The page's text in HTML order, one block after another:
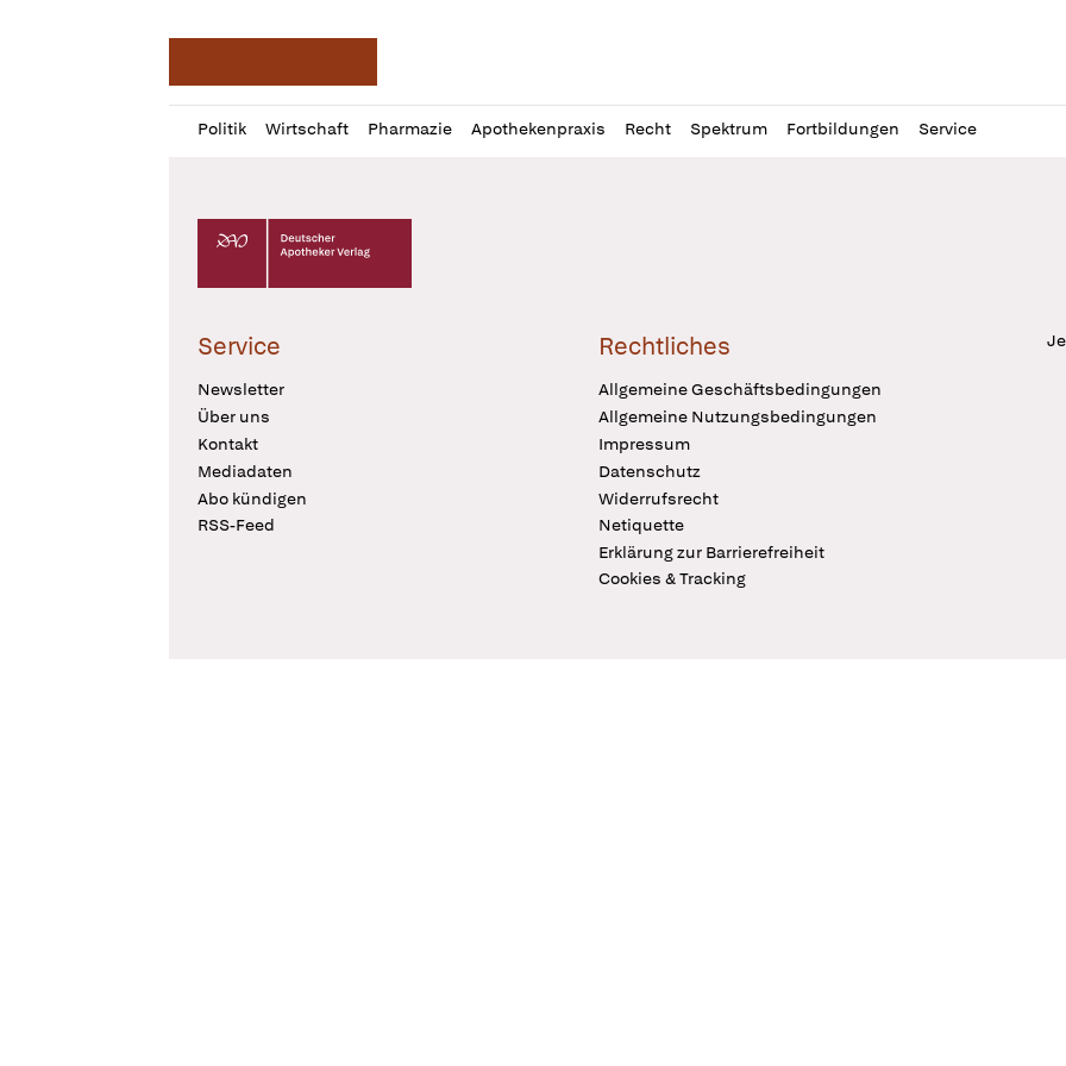
Politik Wirtschaft Pharmazie Apothekenpraxis Recht Spektrum Fortbildungen Service
Profil
öffnen
Daz
Pur
Deutscher Apotheker Verlag Logo
Service
Newsletter
Über uns
Kontakt
Mediadaten
Abo kündigen
RSS-Feed
Rechtliches
Allgemeine Geschäftsbedingungen
Allgemeine Nutzungsbedingungen
Impressum
Datenschutz
Widerrufsrecht
Netiquette
Erklärung zur Barrierefreiheit
Cookies & Tracking